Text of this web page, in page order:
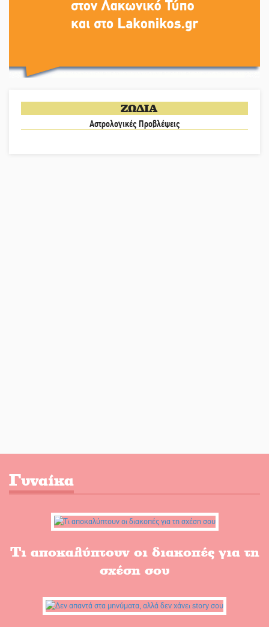
ΖΩΔΙΑ
Αστρολογικές Προβλέψεις
Γυναίκα
Τι αποκαλύπτουν οι διακοπές για τη
σχέση σου